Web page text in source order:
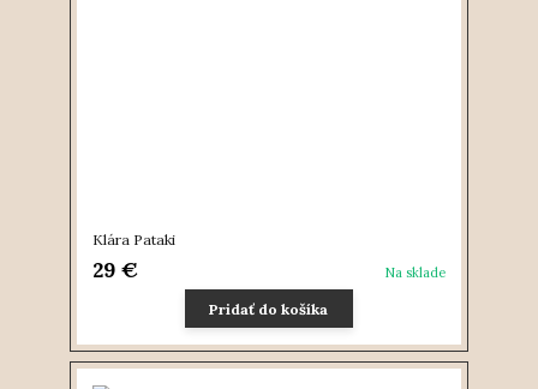
Klára Pataki
29 € Na sklade
Pridať do košíka